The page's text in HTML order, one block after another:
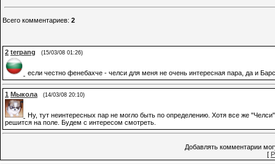
Всего комментариев: 2
2 terpang (15/03/08 01:26)
если честно фенебахче - челси для меня не очень интересная пара, да и
1 Мыкола (14/03/08 20:10)
Ну, тут неинтересных пар не могло быть по определению. Хотя все же
решится на поле. Будем с интересом смотреть.
Добавлять комментарии
[